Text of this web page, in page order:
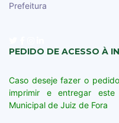
Prefeitura
PEDIDO DE ACESSO À
Caso deseje fazer o
imprimir e entregar
Municipal de Juiz de Fora